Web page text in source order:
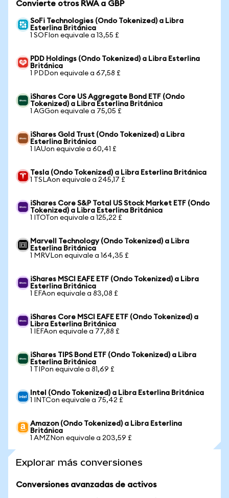
Convierte otros RWA a GBP
SoFi Technologies (Ondo Tokenized) a Libra
Esterlina Británica
1 SOFIon equivale a 13,55 £
PDD Holdings (Ondo Tokenized) a Libra Esterlina
Británica
1 PDDon equivale a 67,58 £
iShares Core US Aggregate Bond ETF (Ondo
Tokenized) a Libra Esterlina Británica
1 AGGon equivale a 75,05 £
iShares Gold Trust (Ondo Tokenized) a Libra
Esterlina Británica
1 IAUon equivale a 60,41 £
Tesla (Ondo Tokenized) a Libra Esterlina Británica
1 TSLAon equivale a 245,17 £
iShares Core S&P Total US Stock Market ETF (Ondo
Tokenized) a Libra Esterlina Británica
1 ITOTon equivale a 125,22 £
Marvell Technology (Ondo Tokenized) a Libra
Esterlina Británica
1 MRVLon equivale a 164,35 £
iShares MSCI EAFE ETF (Ondo Tokenized) a Libra
Esterlina Británica
1 EFAon equivale a 83,08 £
iShares Core MSCI EAFE ETF (Ondo Tokenized) a
Libra Esterlina Británica
1 IEFAon equivale a 77,88 £
iShares TIPS Bond ETF (Ondo Tokenized) a Libra
Esterlina Británica
1 TIPon equivale a 81,69 £
Intel (Ondo Tokenized) a Libra Esterlina Británica
1 INTCon equivale a 75,42 £
Amazon (Ondo Tokenized) a Libra Esterlina
Británica
1 AMZNon equivale a 203,59 £
Explorar más conversiones
Conversiones avanzadas de activos